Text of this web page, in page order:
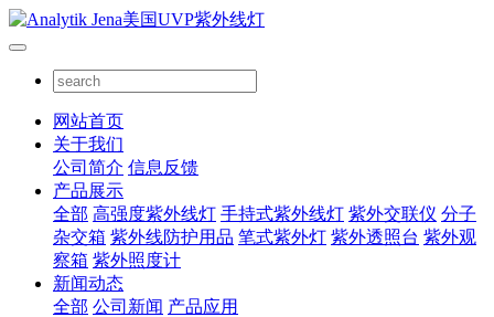
网站首页
关于我们
公司简介 信息反馈
产品展示
全部 高强度紫外线灯 手持式紫外线灯 紫外交联仪 分子
杂交箱 紫外线防护用品 笔式紫外灯 紫外透照台 紫外观
察箱 紫外照度计
新闻动态
全部 公司新闻 产品应用